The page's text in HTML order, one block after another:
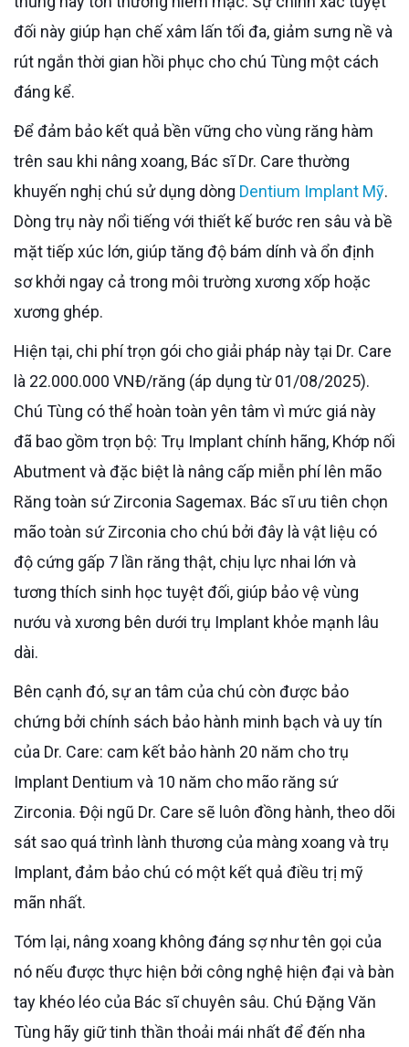
đối này giúp hạn chế xâm lấn tối đa, giảm sưng nề và
rút ngắn thời gian hồi phục cho chú Tùng một cách
đáng kể.
Để đảm bảo kết quả bền vững cho vùng răng hàm
trên sau khi nâng xoang, Bác sĩ Dr. Care thường
khuyến nghị chú sử dụng dòng Dentium Implant Mỹ.
Dòng trụ này nổi tiếng với thiết kế bước ren sâu và bề
mặt tiếp xúc lớn, giúp tăng độ bám dính và ổn định
sơ khởi ngay cả trong môi trường xương xốp hoặc
xương ghép.
Hiện tại, chi phí trọn gói cho giải pháp này tại Dr. Care
là 22.000.000 VNĐ/răng (áp dụng từ 01/08/2025).
Chú Tùng có thể hoàn toàn yên tâm vì mức giá này
đã bao gồm trọn bộ: Trụ Implant chính hãng, Khớp nối
Abutment và đặc biệt là nâng cấp miễn phí lên mão
Răng toàn sứ Zirconia Sagemax. Bác sĩ ưu tiên chọn
mão toàn sứ Zirconia cho chú bởi đây là vật liệu có
độ cứng gấp 7 lần răng thật, chịu lực nhai lớn và
tương thích sinh học tuyệt đối, giúp bảo vệ vùng
nướu và xương bên dưới trụ Implant khỏe mạnh lâu
dài.
Bên cạnh đó, sự an tâm của chú còn được bảo
chứng bởi chính sách bảo hành minh bạch và uy tín
của Dr. Care: cam kết bảo hành 20 năm cho trụ
Implant Dentium và 10 năm cho mão răng sứ
Zirconia. Đội ngũ Dr. Care sẽ luôn đồng hành, theo dõi
sát sao quá trình lành thương của màng xoang và trụ
Implant, đảm bảo chú có một kết quả điều trị mỹ
mãn nhất.
Tóm lại, nâng xoang không đáng sợ như tên gọi của
nó nếu được thực hiện bởi công nghệ hiện đại và bàn
tay khéo léo của Bác sĩ chuyên sâu. Chú Đặng Văn
Tùng hãy giữ tinh thần thoải mái nhất để đến nha